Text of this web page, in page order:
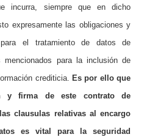
incurra, siempre que en dicho
expresamente las obligaciones y
el tratamiento de datos de
para la inclusión de
crediticia. Es por ello que
y firma de este contrato de
clausulas relativas al encargo
es vital para la seguridad